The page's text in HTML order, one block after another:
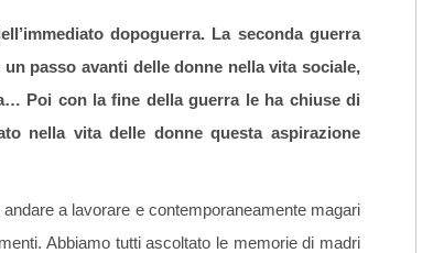
dopoguerra. La seconda guerra
passo avanti delle donne nella vita sociale,
Poi con la fine della guerra le ha chiuse di
nella vita delle donne questa aspirazione
a lavorare e contemporaneamente magari
Abbiamo tutti ascoltato le memorie di madri